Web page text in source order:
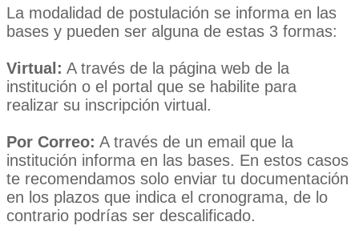
La modalidad de postulación se informa en las
bases y pueden ser alguna de estas 3 formas:
Virtual: A través de la página web de la
institución o el portal que se habilite para
realizar su inscripción virtual.
Por Correo: A través de un email que la
institución informa en las bases. En estos casos
te recomendamos solo enviar tu documentación
en los plazos que indica el cronograma, de lo
contrario podrías ser descalificado.